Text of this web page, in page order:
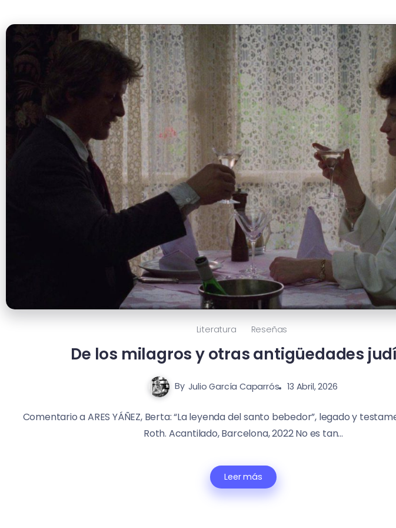
Literatura Reseñas
De los milagros y otras antigüedades
By Julio García Caparrós 13 Abril, 2026
Comentario a ARES YÁÑEZ, Berta: “La leyenda del santo bebedor”, legado y
Roth. Acantilado, Barcelona, 2022 No es tan...
Leer más